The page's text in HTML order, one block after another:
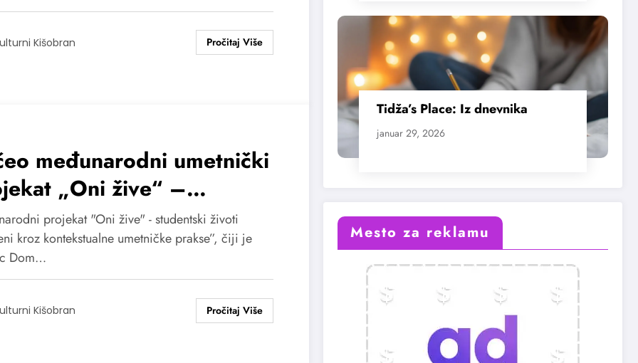
Kišobran
međunarodni umetnički
„Oni žive“ –
životi otkriveni kroz
umetničke
projekat "Oni žive" - studentski životi
kroz kontekstualne umetničke prakse”, čiji je
Dom…
Kišobran
Tidža’s Place: Iz dnevnika
januar 29, 2026
Mesto za reklamu